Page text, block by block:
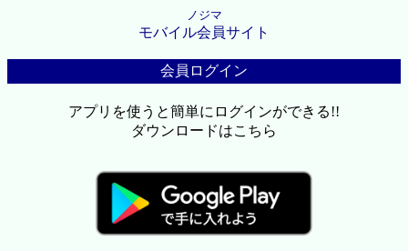
ノジマ
モバイル会員サイト
会員ログイン
アプリを使うと簡単にログインができる!!
ダウンロードはこちら